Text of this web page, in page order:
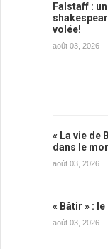
Falstaff :
volée!
août 03, 2026
« La vie de
dans le
août 03, 2026
« Bâtir » :
août 03, 2026